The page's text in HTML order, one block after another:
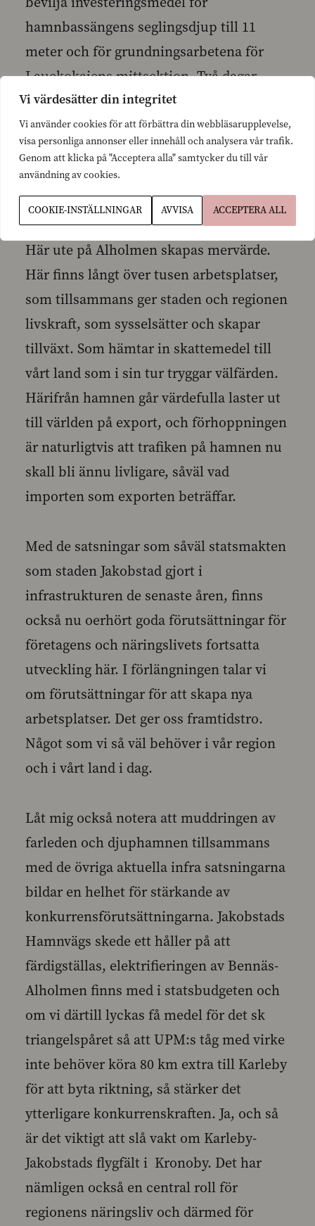
Vi värdesätter din integritet
Vi använder cookies för att förbättra din webbläsarupplevelse,
visa personliga annonser eller innehåll och analysera vår trafik.
Genom att klicka på "Acceptera alla" samtycker du till vår
användning av cookies.
COOKIE-INSTÄLLNINGAR AVVISA ACCEPTERA ALL
hamnbassängens seglingsdjup till 11
meter och för grundningsarbetena för
Lauckokajens mittsektion. Två dagar
senare tillträdde regeringen Katainen ….(
Av den regeringens minisitrar är vi tre här
idag.)
Bästa festpublik,
Här ute på Alholmen skapas mervärde.
Här finns långt över tusen arbetsplatser,
som tillsammans ger staden och regionen
livskraft, som sysselsätter och skapar
tillväxt. Som hämtar in skattemedel till
vårt land som i sin tur tryggar välfärden.
Härifrån hamnen går värdefulla laster ut
till världen på export, och förhoppningen
är naturligtvis att trafiken på hamnen nu
skall bli ännu livligare, såväl vad
importen som exporten beträffar.
Med de satsningar som såväl statsmakten
som staden Jakobstad gjort i
infrastrukturen de senaste åren, finns
också nu oerhört goda förutsättningar för
företagens och näringslivets fortsatta
utveckling här. I förlängningen talar vi
om förutsättningar för att skapa nya
arbetsplatser. Det ger oss framtidstro.
Något som vi så väl behöver i vår region
och i vårt land i dag.
Låt mig också notera att muddringen av
farleden och djuphamnen tillsammans
med de övriga aktuella infra satsningarna
bildar en helhet för stärkande av
konkurrensförutsättningarna. Jakobstads
Hamnvägs skede ett håller på att
färdigställas, elektrifieringen av Bennäs-
Alholmen finns med i statsbudgeten och
om vi därtill lyckas få medel för det sk
triangelspåret så att UPM:s tåg med virke
inte behöver köra 80 km extra till Karleby
för att byta riktning, så stärker det
ytterligare konkurrenskraften. Ja, och så
är det viktigt att slå vakt om Karleby-
Jakobstads flygfält i Kronoby. Det har
nämligen också en central roll för
regionens näringsliv och därmed för